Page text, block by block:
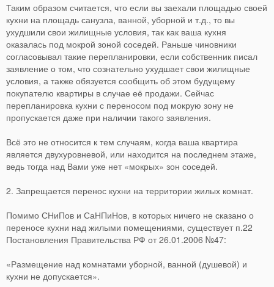
Таким образом считается, что если вы заехали площадью своей
кухни на площадь санузла, ванной, уборной и т.д., то вы
ухудшили свои жилищные условия, так как ваша кухня
оказалась под мокрой зоной соседей. Раньше чиновники
согласовывал такие перепланировки, если собственник писал
заявление о том, что сознательно ухудшает свои жилищные
условия, а также обязуется сообщить об этом будущему
покупателю квартиры в случае её продажи. Сейчас
перепланировка кухни с переносом под мокрую зону не
пропускается даже при наличии такого заявления.
Всё это не относится к тем случаям, когда ваша квартира
является двухуровневой, или находится на последнем этаже,
ведь тогда над Вами уже нет «мокрых» зон соседей.
2. Запрещается перенос кухни на территории жилых комнат.
Помимо СНиПов и СаНПиНов, в которых ничего не сказано о
переносе кухни над жилыми помещениями, существует п.22
Постановления Правительства РФ от 26.01.2006 №47:
«Размещение над комнатами уборной, ванной (душевой) и
кухни не допускается».